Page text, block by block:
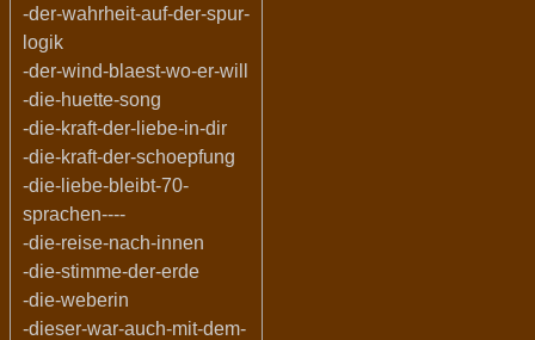
-der-wahrheit-auf-der-spur-
logik
-der-wind-blaest-wo-er-will
-die-huette-song
-die-kraft-der-liebe-in-dir
-die-kraft-der-schoepfung
-die-liebe-bleibt-70-
sprachen----
-die-reise-nach-innen
-die-stimme-der-erde
-die-weberin
-dieser-war-auch-mit-dem-